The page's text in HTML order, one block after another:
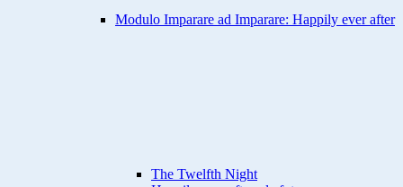
Modulo Imparare ad Imparare: Happily ever after
The Twelfth Night